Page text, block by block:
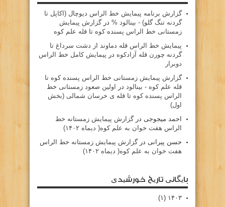
گزارش برنامه پيمايش خط الراس ديوچال (اكاپل تا
گردنه تنگ گلو) - بينالود % درگزارش پیمایش
زمستانی خط الراس پسنده کوه تا قله علم کوه
پيمايش خط الراس قله دماوند از دشت سرداغ تا
گردنه چورن قله آزادكوه در پیمایش کامل خط الراس
دوبرار
گزارش پیمایش زمستانی خط الراس پسنده کوه تا
قله علم کوه - بينالود در اولین صعود زمستانی خط
الراس پسنده کوه تا قله ی خرسان شمالی (بخش
اول)
احمد میجوجی درگزارش پیمایش زمستانه خط
الراس هفت خوان به علم کوه( دیماه ۱۴۰۲)
حسن پیرانی درگزارش پیمایش زمستانه خط الراس
هفت خوان به علم کوه( دیماه ۱۴۰۲)
بایگانی تاریخ خورشیدی
۱۴۰۳ (۱)